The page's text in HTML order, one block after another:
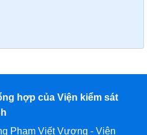
hợp của Viện kiểm sát
Phạm Viết Vượng - Viện